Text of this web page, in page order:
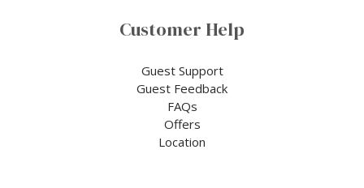
Customer Help
Guest Support
Guest Feedback
FAQs
Offers
Location